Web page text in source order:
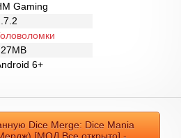
Gaming
6+
Dice Merge: Dice Mania